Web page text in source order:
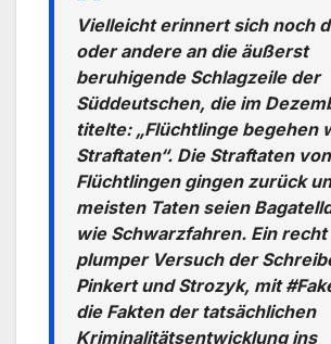
Vielleicht erinnert sich noch
oder andere an die äußerst
beruhigende Schlagzeile der
Süddeutschen, die im
titelte: „Flüchtlinge begehen
Straftaten“. Die Straftaten von
Flüchtlingen gingen zurück
meisten Taten seien
wie Schwarzfahren. Ein recht
plumper Versuch der
Pinkert und Strozyk, mit
die Fakten der tatsächlichen
Kriminalitätsentwicklung ins